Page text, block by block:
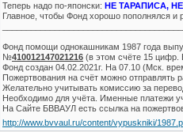
Теперь надо по-японски: НЕ ТАРАПИСА,
Главное, чтобы Фонд хорошо пополнялся и
Фонд помощи однокашникам 1987 года
№410012147021216 (в этом счёте 15
Фонд создан 04.02.2021г. На 07.10 (Мск.
Пожертвования на счёт можно отправлять
Желательно учитывать комиссию за
Необходимо для учёта. Именные платежи
На Сайте БВВАУЛ есть ссылка на
http://www.bvvaul.ru/content/vypuskniki/